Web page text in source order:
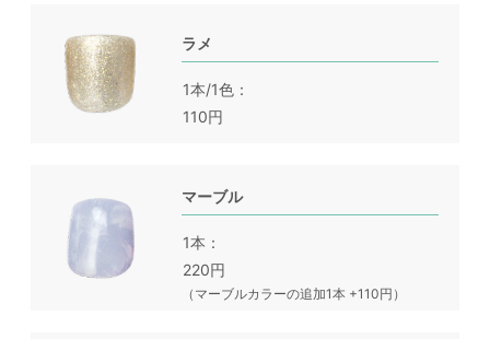
ラメ
1本/1色
110円
マーブル
1本
220円
（マーブルカラーの追加1本 +110円）